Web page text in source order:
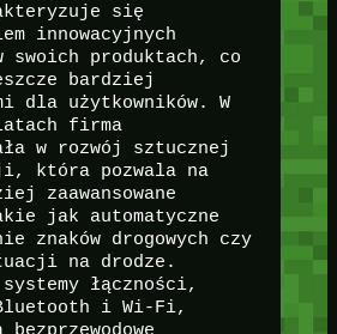
się
innowacyjnych
swoich produktach, co
bardziej
dla użytkowników. W
firma
w rozwój sztucznej
która pozwala na
zaawansowane
jak automatyczne
znaków drogowych czy
na drodze.
systemy łączności,
i Wi-Fi,